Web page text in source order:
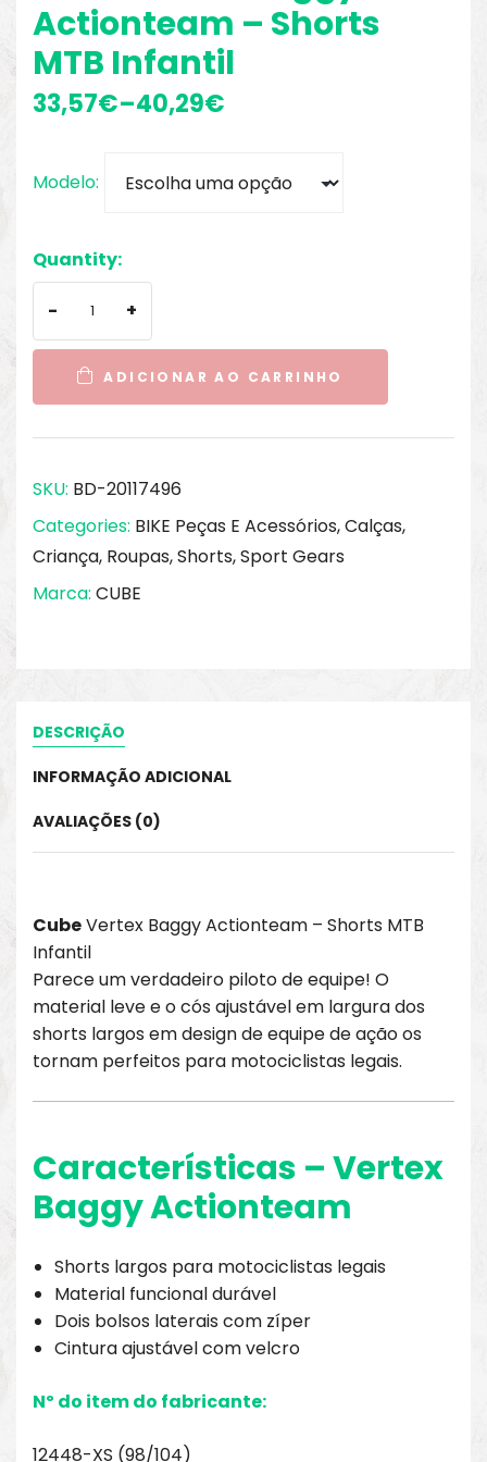
Actionteam – Shorts
MTB Infantil
33,57€–40,29€
Modelo
Quantity:
- +
ADICIONAR AO CARRINHO
SKU: BD-20117496
Categories: BIKE Peças E Acessórios,Calças,
Criança, Roupas,Shorts,Sport Gears
Marca: CUBE
DESCRIÇÃO
INFORMAÇÃO ADICIONAL
AVALIAÇÕES (0)
CubeVertex Baggy Actionteam – Shorts MTB
Infantil
Parece um verdadeiro piloto de equipe! O
material leve e o cós ajustável em largura dos
shorts largos em design de equipe de ação os
tornam perfeitos para motociclistas legais.
Características – Vertex
Baggy Actionteam
Shorts largos para motociclistas legais
Material funcional durável
Dois bolsos laterais com zíper
Cintura ajustável com velcro
Nº do item do fabricante:
12448-XS (98/104)